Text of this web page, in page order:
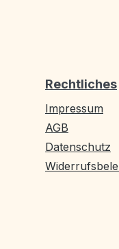
Rechtliches
Impressum
AGB
Datenschutz